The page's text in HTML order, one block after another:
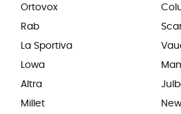
Ortovox
Rab
La Sportiva
Lowa
Altra
Millet